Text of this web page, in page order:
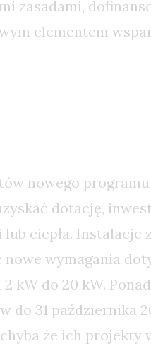
zasadami,
elementem
nowego
dotację,
ciepła. Instalacje
wymagania
kW do 20 kW.
do 31 października
że ich projekty